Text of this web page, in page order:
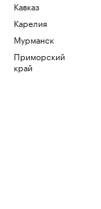
Кавказ
Карелия
Мурманск
Приморский
край